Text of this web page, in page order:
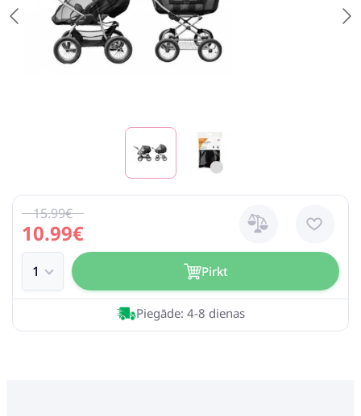
10.99€
15.99€
Pirkt
Piegāde: 4-8 dienas